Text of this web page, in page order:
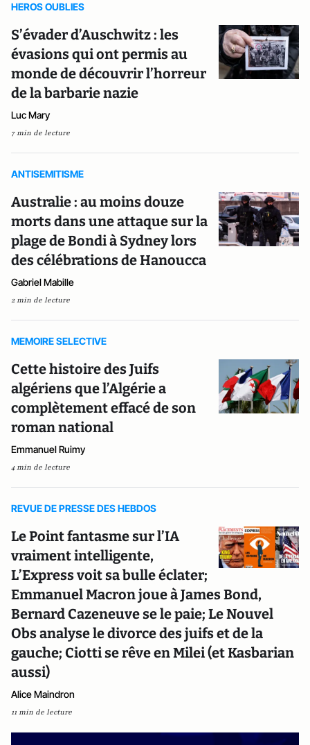
HEROS OUBLIES
S’évader d’Auschwitz : les
évasions qui ont permis au
monde de découvrir l’horreur
de la barbarie nazie
Luc Mary
7 min de lecture
ANTISEMITISME
Australie : au moins douze
morts dans une attaque sur la
plage de Bondi à Sydney lors
des célébrations de Hanoucca
Gabriel Mabille
2 min de lecture
MEMOIRE SELECTIVE
Cette histoire des Juifs
algériens que l’Algérie a
complètement effacé de son
roman national
Emmanuel Ruimy
4 min de lecture
REVUE DE PRESSE DES HEBDOS
Le Point fantasme sur l’IA
vraiment intelligente,
L’Express voit sa bulle éclater;
Emmanuel Macron joue à James Bond,
Bernard Cazeneuve se le paie; Le Nouvel
Obs analyse le divorce des juifs et de la
gauche; Ciotti se rêve en Milei (et Kasbarian
aussi)
Alice Maindron
11 min de lecture